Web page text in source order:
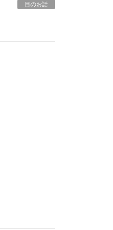
目のお話